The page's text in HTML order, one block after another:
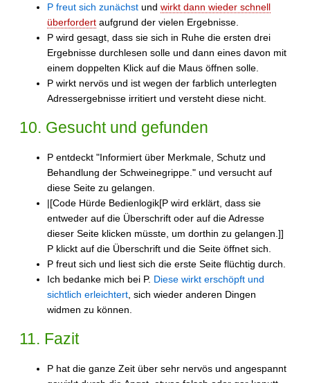
P freut sich zunächst und wirkt dann wieder schnell
überfordert aufgrund der vielen Ergebnisse.
P wird gesagt, dass sie sich in Ruhe die ersten drei
Ergebnisse durchlesen solle und dann eines davon mit
einem doppelten Klick auf die Maus öffnen solle.
P wirkt nervös und ist wegen der farblich unterlegten
Adressergebnisse irritiert und versteht diese nicht.
10. Gesucht und gefunden
P entdeckt "Informiert über Merkmale, Schutz und
Behandlung der Schweinegrippe." und versucht auf
diese Seite zu gelangen.
|[Code Hürde Bedienlogik[P wird erklärt, dass sie
entweder auf die Überschrift oder auf die Adresse
dieser Seite klicken müsste, um dorthin zu gelangen.]]
P klickt auf die Überschrift und die Seite öffnet sich.
P freut sich und liest sich die erste Seite flüchtig durch.
Ich bedanke mich bei P. Diese wirkt erschöpft und
sichtlich erleichtert , sich wieder anderen Dingen
widmen zu können.
11. Fazit
P hat die ganze Zeit über sehr nervös und angespannt